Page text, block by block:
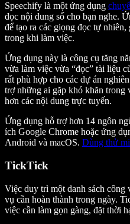
Speechify là một ứng dụng
đọc nội dung số cho bạn nghe.
để tạo ra các giọng đọc tự
trong khi làm việc.
Ứng dụng này là công cụ tăng
vừa làm việc vừa “đọc” tài liệu
rất phù hợp cho các dự án
trợ những ai gặp khó khăn trong
hơn các nội dung trực tuyến.
Ứng dụng hỗ trợ hơn 14 ngôn
ích Google Chrome hoặc ứng
Android và macOS. Dùng thử
TickTick
Việc duy trì một danh sách công
vụ cần hoàn thành trong ngày.
việc cần làm gọn gàng, đặt thời